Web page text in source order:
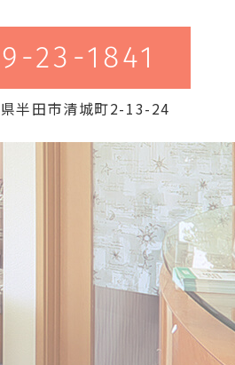
23-1841
半田市清城町2-13-24